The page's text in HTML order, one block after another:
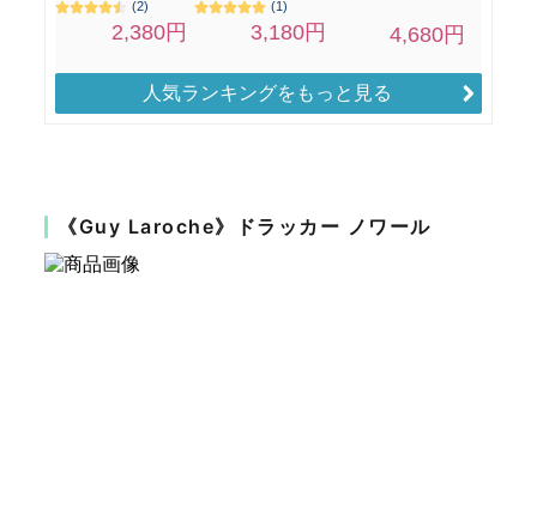
人気ランキングをもっと見る
《Guy Laroche》ドラッカー ノワール